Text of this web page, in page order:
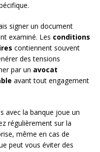
signer un document
examiné. Les conditions
contiennent souvent
des tensions
par un avocat
avant tout engagement
avec la banque joue un
régulièrement sur la
même en cas de
peut vous éviter des